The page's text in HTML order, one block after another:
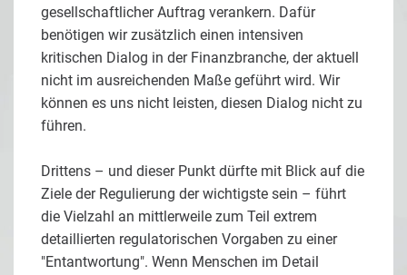
gesellschaftlicher Auftrag verankern. Dafür
benötigen wir zusätzlich einen intensiven
kritischen Dialog in der Finanzbranche, der aktuell
nicht im ausreichenden Maße geführt wird. Wir
können es uns nicht leisten, diesen Dialog nicht zu
führen.
Drittens – und dieser Punkt dürfte mit Blick auf die
Ziele der Regulierung der wichtigste sein – führt
die Vielzahl an mittlerweile zum Teil extrem
detaillierten regulatorischen Vorgaben zu einer
"Entantwortung". Wenn Menschen im Detail